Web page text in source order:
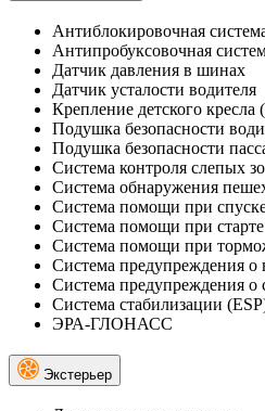
Антиблокировочная
Антипробуксовочная
Датчик давления в шинах
Датчик усталости водителя
Крепление детского
Подушка безопасности
Подушка безопасности
Система контроля слепых
Система обнаружения
Система помощи при
Система помощи при
Система помощи при
Система предупреждения о
Система предупреждения о
Система стабилизации
ЭРА-ГЛОНАСС
Экстерьер